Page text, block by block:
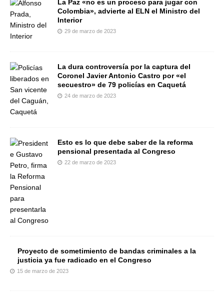
La Paz «no es un proceso para jugar con
Colombia», advierte al ELN el Ministro del
Interior
29 de marzo de 2023
La dura controversía por la captura del
Coronel Javier Antonio Castro por «el
secuestro» de 79 policías en Caquetá
24 de marzo de 2023
Esto es lo que debe saber de la reforma
pensional presentada al Congreso
22 de marzo de 2023
Proyecto de sometimiento de bandas criminales a la
justicia ya fue radicado en el Congreso
15 de marzo de 2023